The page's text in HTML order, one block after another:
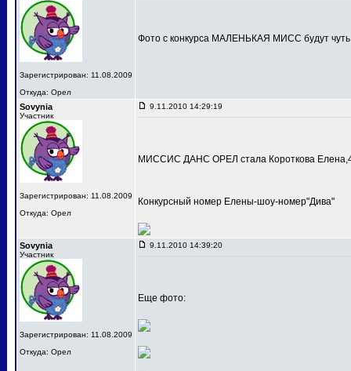
Зарегистрирован: 11.08.2009
Откуда: Орел
Фото с конкурса МАЛЕНЬКАЯ МИСС будут
Sovynia
Участник
Зарегистрирован: 11.08.2009
Откуда: Орел
9.11.2010 14:29:19
МИССИС ДАНС ОРЕЛ стала Короткова
Конкурсный номер Елены-шоу-номер"Дива"
Sovynia
Участник
Зарегистрирован: 11.08.2009
Откуда: Орел
9.11.2010 14:39:20
Еще фото: